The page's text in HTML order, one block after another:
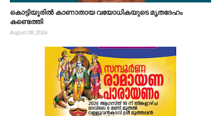
കൊട്ടിയൂരിൽ കാണാതായ വയോധികയുടെ മൃതദേഹം
കണ്ടെത്തി
August 08, 2026